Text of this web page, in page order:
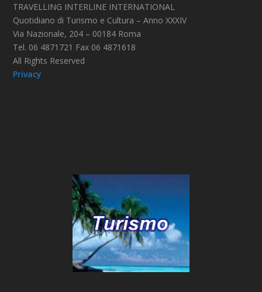
TRAVELLING INTERLINE INTERNATIONAL
Quotidiano di Turismo e Cultura – Anno XXXIV
Via Nazionale, 204 – 00184 Roma
Tel. 06 4871721 Fax 06 4871618
All Rights Reserved
Privacy